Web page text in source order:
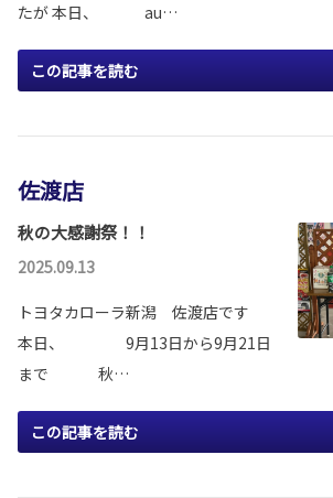
たが 本日、 au…
この記事を読む
佐渡店
秋の大感謝祭！！
2025.09.13
トヨタカローラ新潟 佐渡店です
本日、 9月13日から9月21日
まで 秋…
この記事を読む